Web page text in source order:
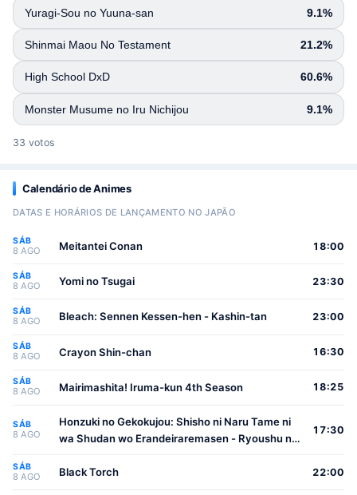
Yuragi-Sou no Yuuna-san 9.1%
Shinmai Maou No Testament 21.2%
High School DxD 60.6%
Monster Musume no Iru Nichijou 9.1%
33 votos
Calendário de Animes
DATAS E HORÁRIOS DE LANÇAMENTO NO JAPÃO
SÁB
8 AGO Meitantei Conan 18:00
SÁB
8 AGO Yomi no Tsugai 23:30
SÁB
8 AGO Bleach: Sennen Kessen-hen - Kashin-tan 23:00
SÁB
8 AGO Crayon Shin-chan 16:30
SÁB
8 AGO Mairimashita! Iruma-kun 4th Season 18:25
SÁB
8 AGO
Honzuki no Gekokujou: Shisho ni Naru Tame ni
wa Shudan wo Erandeiraremasen - Ryoushu no
17:30
SÁB
8 AGO Black Torch 22:00